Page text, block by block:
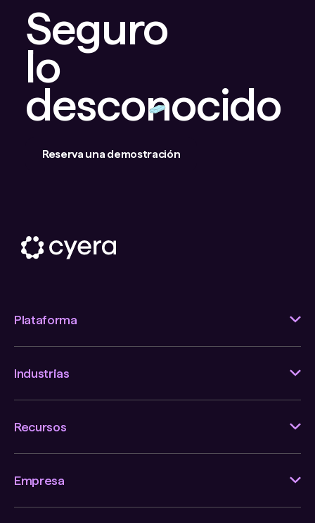
Seguro
lo
desconocido
Reserva una demostración
Plataforma
Industrias
Recursos
Empresa